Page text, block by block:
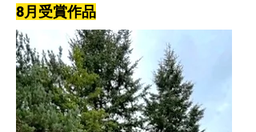
8月受賞作品